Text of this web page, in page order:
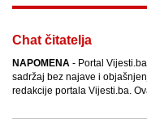
Chat čitatelja
NAPOMENA - Portal
sadržaj bez najave i
redakcije portala Vijesti.ba.